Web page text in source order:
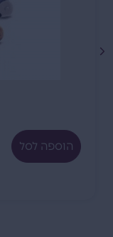
הוספה לסל